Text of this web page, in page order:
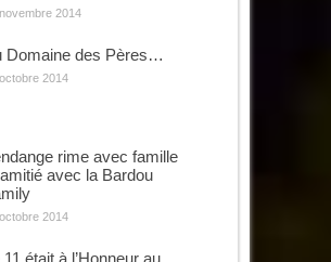
2014
Domaine des Pères…
2014
rime avec famille
avec la Bardou
2014
11 était à l’Honneur au